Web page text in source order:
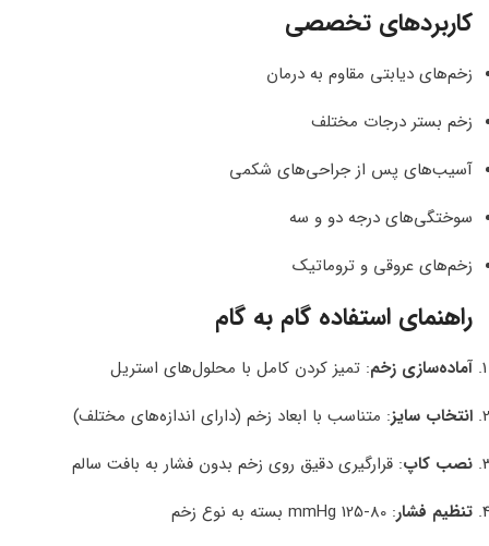
کاربردهای تخصصی
زخم‌های دیابتی مقاوم به درمان
زخم بستر درجات مختلف
آسیب‌های پس از جراحی‌های شکمی
سوختگی‌های درجه دو و سه
زخم‌های عروقی و تروماتیک
راهنمای استفاده گام به گام
آماده‌سازی زخم: تمیز کردن کامل با محلول‌های استریل
انتخاب سایز: متناسب با ابعاد زخم (دارای اندازه‌های مختلف)
نصب کاپ: قرارگیری دقیق روی زخم بدون فشار به بافت سالم
تنظیم فشار: 80-125 mmHg بسته به نوع زخم